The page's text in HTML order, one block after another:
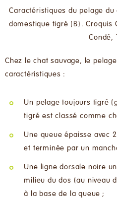
Caractéristiques du pelage
domestique tigré (B). Croquis
Condé,
Chez le chat sauvage, le
caractéristiques :
Un pelage toujours tigré
tigré est classé comme
Une queue épaisse avec
et terminée par un
Une ligne dorsale noire
milieu du dos (au niveau
à la base de la queue ;